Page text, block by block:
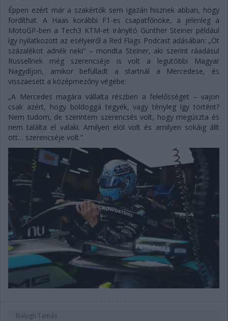
Éppen ezért már a szakértők sem igazán hisznek abban, hogy
fordíthat. A Haas korábbi F1-es csapatfőnöke, a jelenleg a
MotoGP-ben a Tech3 KTM-et irányító Günther Steiner például
így nyilatkozott az esélyeiről a Red Flags Podcast adásában: „Öt
százalékot adnék neki” – mondta Steiner, aki szerint ráadásul
Russellnek még szerencséje is volt a legutóbbi Magyar
Nagydíjon, amikor befulladt a startnál a Mercedese, és
visszaesett a középmezőny végébe:
„A Mercedes magára vállalta részben a felelősséget – vajon
csak azért, hogy boldoggá tegyék, vagy tényleg így történt?
Nem tudom, de szerintem szerencsés volt, hogy megúszta és
nem találta el valaki. Amilyen elöl volt és amilyen sokáig állt
ott… szerencséje volt.”
Balogh Tamás